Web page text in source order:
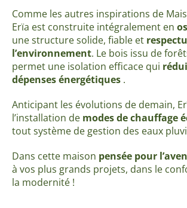
Comme les autres inspirations de
Erïa est construite intégralement en
une structure solide, fiable et
l’environnement. Le bois issu de
permet une isolation efficace qui
dépenses énergétiques .
Anticipant les évolutions de demain,
l’installation de modes de chauffage
tout système de gestion des eaux
Dans cette maison pensée pour
à vos plus grands projets, dans le
la modernité !